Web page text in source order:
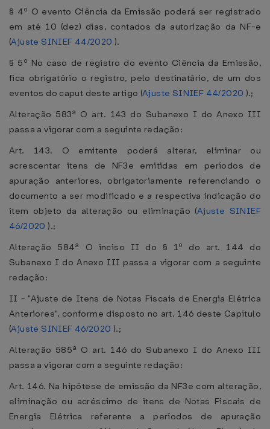
§ 4º O evento Ciência da Emissão poderá ser registrado
em até 10 (dez) dias, contados da autorização da NF-e
(Ajuste SINIEF 44/2020 ).
§ 5º No caso de registro do evento Ciência da Emissão,
fica obrigatório o registro, pelo destinatário, de um dos
eventos do caput deste artigo (Ajuste SINIEF 44/2020 ).;
Alteração 583ª O art. 143 do Subanexo I do Anexo III
passa a vigorar com a seguinte redação:
Art. 143. O emitente poderá alterar, eliminar ou
acrescentar itens de NF3e emitidas em períodos de
apuração anteriores, obrigatoriamente referenciando o
documento a ser modificado e a respectiva indicação do
item objeto da alteração ou eliminação (Ajuste SINIEF
46/2020 ).;
Alteração 584ª O inciso II do § 1º do art. 144 do
Subanexo I do Anexo III passa a vigorar com a seguinte
redação:
II - "Ajuste de Itens de Notas Fiscais de Energia Elétrica
Anteriores", conforme disposto no art. 146 deste Capítulo
(Ajuste SINIEF 46/2020 ).;
Alteração 585ª O art. 146 do Subanexo I do Anexo III
passa a vigorar com a seguinte redação:
Art. 146. Na hipótese de emissão da NF3e com alteração,
eliminação ou acréscimo de itens de Notas Fiscais de
Energia Elétrica referente a períodos de apuração